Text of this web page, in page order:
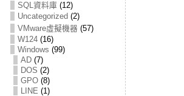
SQL資料庫(12)
Uncategorized (2)
VMware虛擬機器 (57)
W124(16)
Windows (99)
AD(7)
DOS (2)
GPO(8)
LINE (1)